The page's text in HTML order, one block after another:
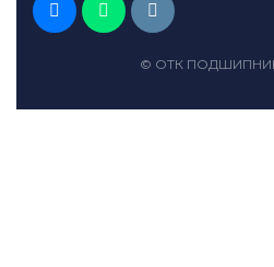
© ОТК ПОДШИПНИК